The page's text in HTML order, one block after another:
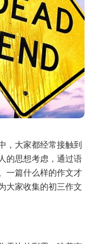
，大家都经常接触到
的思想考虑，通过语
一篇什么样的作文才
大家收集的初三作文